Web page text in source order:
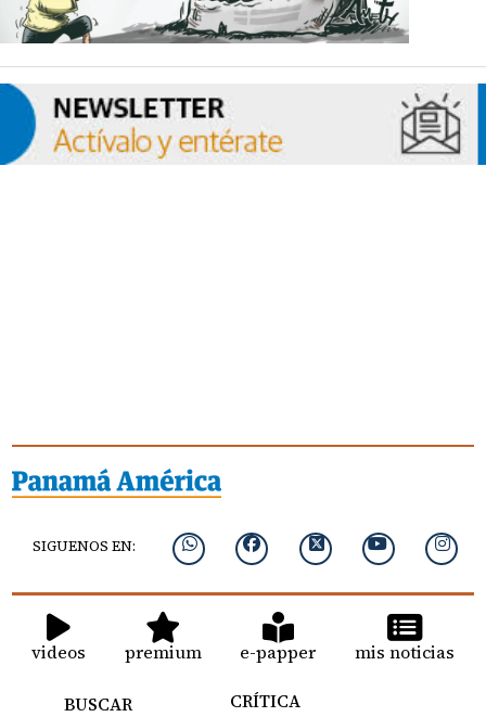
SIGUENOS EN:
videos premium e-papper mis noticias
BUSCAR
CRÍTICA